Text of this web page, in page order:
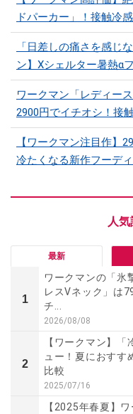
ドパーカー」！接触冷
「日差しの痛さを感じ
ン】Xシェルター暑熱α
ワークマン「レディー
2900円でイチオシ！接
【ワークマン注目作】
冷たくなる新作フーデ
最新
1
ワークマンの「氷
レスVネック」は
チ...
2026/08/08
2
【ワークマン】
ュー！夏におす
比較
2025/07/16
【2025年春夏】